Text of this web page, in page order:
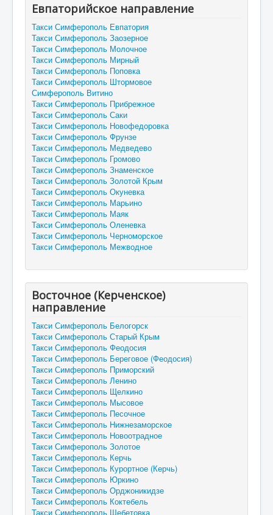
Евпаторийское направление
Такси Симферополь Евпатория
Такси Симферополь Заозерное
Такси Симферополь Молочное
Такси Симферополь Мирный
Такси Симферополь Поповка
Такси Симферополь Штормовое
Симферополь Витино
Такси Симферополь Прибрежное
Такси Симферополь Саки
Такси Симферополь Новофедоровка
Такси Симферополь Фрунзе
Такси Симферополь Медведево
Такси Симферополь Громово
Такси Симферополь Знаменское
Такси Симферополь Золотой Крым
Такси Симферополь Окуневка
Такси Симферополь Марьино
Такси Симферополь Маяк
Такси Симферополь Оленевка
Такси Симферополь Черноморское
Такси Симферополь Межводное
Восточное (Керченское)
направление
Такси Симферополь Белогорск
Такси Симферополь Старый Крым
Такси Симферополь Феодосия
Такси Симферополь Береговое (Феодосия)
Такси Симферополь Приморский
Такси Симферополь Ленино
Такси Симферополь Щелкино
Такси Симферополь Мысовое
Такси Симферополь Песочное
Такси Симферополь Нижнезаморское
Такси Симферополь Новоотрадное
Такси Симферополь Золотое
Такси Симферополь Керчь
Такси Симферополь Курортное (Керчь)
Такси Симферополь Юркино
Такси Симферополь Орджоникидзе
Такси Симферополь Коктебель
Такси Симферополь Щебетовка